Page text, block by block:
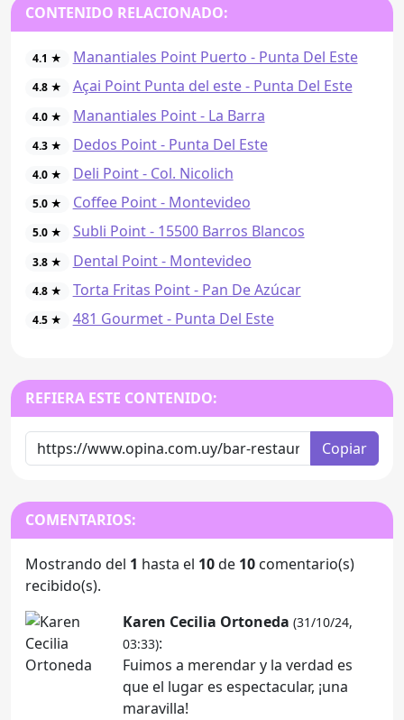
CONTENIDO RELACIONADO:
4.1 ★ Manantiales Point Puerto - Punta Del Este
4.8 ★ Açai Point Punta del este - Punta Del Este
4.0 ★ Manantiales Point - La Barra
4.3 ★ Dedos Point - Punta Del Este
4.0 ★ Deli Point - Col. Nicolich
5.0 ★ Coffee Point - Montevideo
5.0 ★ Subli Point - 15500 Barros Blancos
3.8 ★ Dental Point - Montevideo
4.8 ★ Torta Fritas Point - Pan De Azúcar
4.5 ★ 481 Gourmet - Punta Del Este
REFIERA ESTE CONTENIDO:
Copiar
COMENTARIOS:
Mostrando del 1 hasta el 10de 10 comentario(s)
recibido(s).
Karen Cecilia Ortoneda (31/10/24,
03:33):
Fuimos a merendar y la verdad es
que el lugar es espectacular, ¡una
maravilla!